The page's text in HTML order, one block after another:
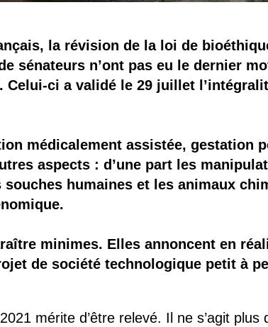
la révision de la loi de
sénateurs n’ont pas eu le dernier
ci a validé le 29 juillet
médicalement assistée, gestation
aspects : d’une part les
humaines et les animaux
minimes. Elles annoncent en
de société technologique petit à
mérite d’être relevé. Il ne s’agit plus